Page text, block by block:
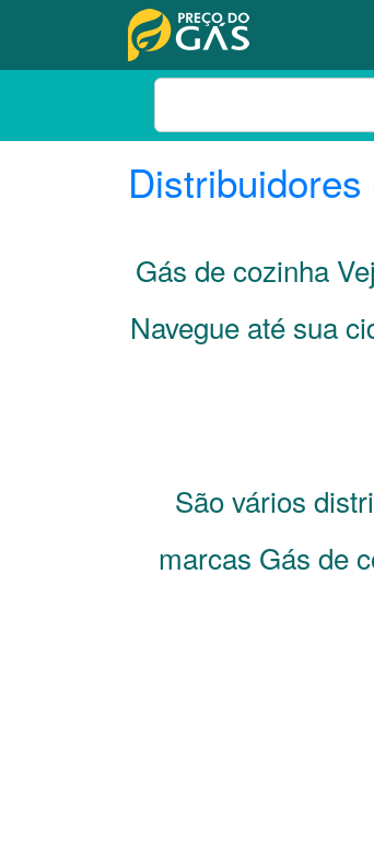
Gás de cozinha
Navegue até sua
São vários
marcas Gás de